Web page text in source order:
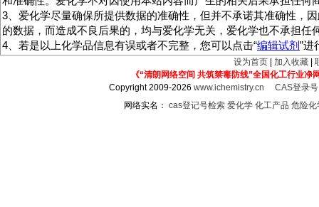
3、爱化学尽量确保所提供数据的准确性，但并不承诺其准确性，
的数据，而造成不良后果的，均与爱化学无关，爱化学也不承担任
4、若是以上化学品信息有误或者不完整，您可以点击“编辑试剂”进
设为首页 加入收藏
《“清朗网络空间 共筑禁毒防线”全国化工行业净
Copyright 2009-2026www.ichemistry.cn
CAS登录
网络实名： cas登记号检索 爱化学 化工产品 危险化